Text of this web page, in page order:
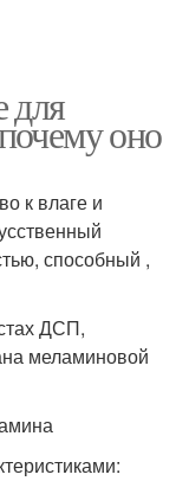
для
оно
к влаге и
способный ,
ДСП,
меламиновой